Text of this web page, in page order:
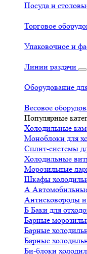
Посуда и
Торговое
Упаковочное и
Линии раздачи
Оборудование
Весовое
Популярные
Холодильные
Моноблоки для
Сплит-системы
Холодильные
Морозильные
Шкафы
А
Антисковороды
Б Баки для
Барные
Барные
Барные
Би-блоки